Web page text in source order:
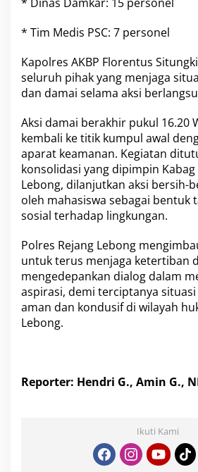
* Dinas Damkar: 15 personel
* Tim Medis PSC: 7 personel
Kapolres AKBP Florentus
seluruh pihak yang menjaga
dan damai selama aksi
Aksi damai berakhir pukul 16.20
kembali ke titik kumpul awal
aparat keamanan. Kegiatan
konsolidasi yang dipimpin Kabag
Lebong, dilanjutkan aksi bersih-
oleh mahasiswa sebagai bentuk
sosial terhadap lingkungan.
Polres Rejang Lebong
untuk terus menjaga ketertiban
mengedepankan dialog dalam
aspirasi, demi terciptanya
aman dan kondusif di wilayah
Lebong.
Reporter: Hendri G., Amin G.,
Ikuti Kami